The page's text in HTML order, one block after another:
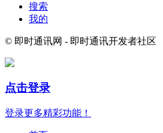
搜索
我的
© 即时通讯网 - 即时通讯开发者社区
点击登录
登录更多精彩功能！